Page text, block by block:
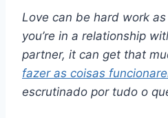
Love can be hard work
you’re in a relationship
partner, it can get that
fazer as coisas
escrutinado por tudo o